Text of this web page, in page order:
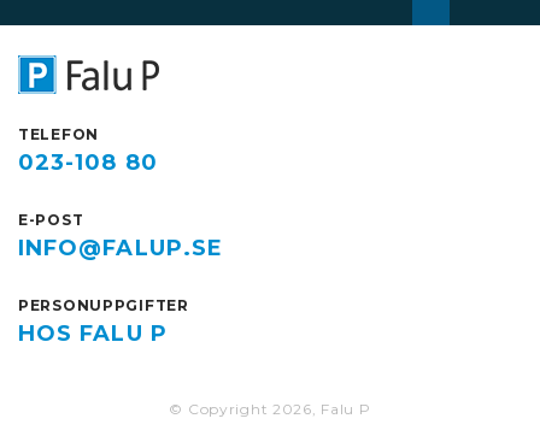
TELEFON
023-108 80
E-POST
INFO@FALUP.SE
PERSONUPPGIFTER
HOS FALU P
© Copyright 2026, Falu P